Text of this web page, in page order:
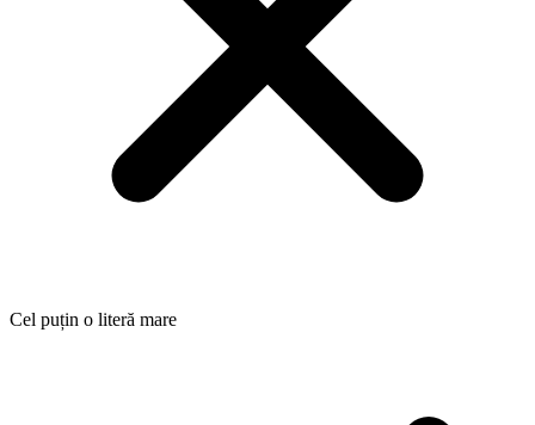
Cel puțin o literă mare